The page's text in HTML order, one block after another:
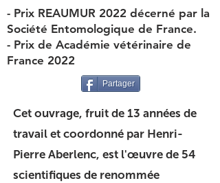
- Prix REAUMUR 2022 décerné par la
Société Entomologique de France.
- Prix de Académie vétérinaire de
France 2022
Partager
Cet ouvrage, fruit de 13 années de
travail et coordonné par Henri-
Pierre Aberlenc, est l'œuvre de 54
scientifiques de renommée